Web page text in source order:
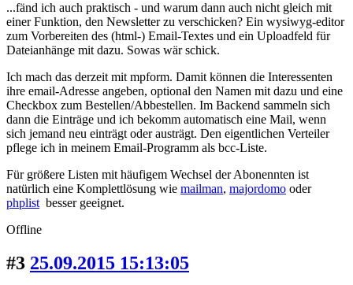
...fänd ich auch praktisch - und warum dann auch nicht gleich mit
einer Funktion, den Newsletter zu verschicken? Ein wysiwyg-editor
zum Vorbereiten des (html-) Email-Textes und ein Uploadfeld für
Dateianhänge mit dazu. Sowas wär schick.
Ich mach das derzeit mit mpform. Damit können die Interessenten
ihre email-Adresse angeben, optional den Namen mit dazu und eine
Checkbox zum Bestellen/Abbestellen. Im Backend sammeln sich
dann die Einträge und ich bekomm automatisch eine Mail, wenn
sich jemand neu einträgt oder austrägt. Den eigentlichen Verteiler
pflege ich in meinem Email-Programm als bcc-Liste.
Für größere Listen mit häufigem Wechsel der Abonennten ist
natürlich eine Komplettlösung wie mailman, majordomo oder
phplist besser geeignet.
Offline
#3 25.09.2015 15:13:05